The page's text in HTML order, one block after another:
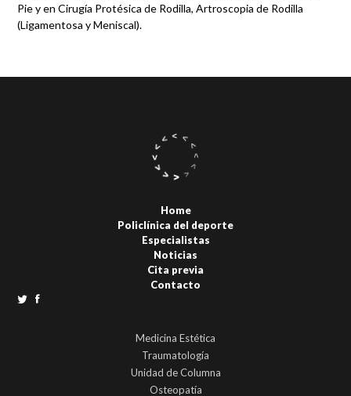
Pie y en Cirugía Protésica de Rodilla, Artroscopia de Rodilla
(Ligamentosa y Meniscal).
Home
Policlínica del deporte
Especialistas
Noticias
Cita previa
Contacto
Medicina Estética
Traumatología
Unidad de Columna
Osteopatía